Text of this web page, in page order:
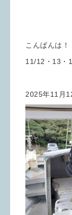
こんばんは！
11/12・13・
2025年11月